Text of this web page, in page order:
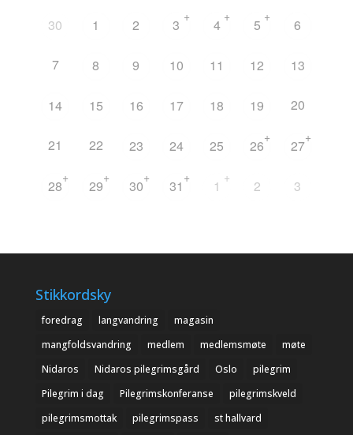
30
1 2 3 + 4 + 5 + 6
7 8 9 10 11 12 13
14 15 16 17 18 19 20
21 22 23 24 25 26+ 27+
28+ 29+ 30+ 31 + 1 + 2 3
Stikkordsky
foredrag langvandring
magasin
mangfoldsvandring
medlem medlemsmøte
møte
Nidaros
Nidaros pilegrimsgård Oslo
pilegrim
Pilegrim i dag
Pilegrimskonferanse
pilegrimskveld
pilegrimsmottak
pilegrimspass
st hallvard